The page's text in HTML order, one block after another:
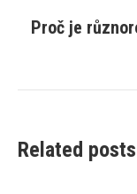
Proč je
Related posts